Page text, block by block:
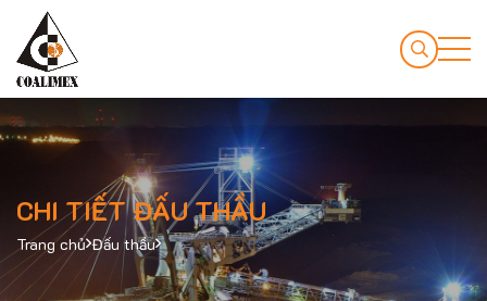
CHI TIẾT ĐẤU THẦU
Trang chủ Đấu thầu